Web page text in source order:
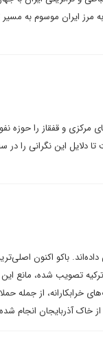
ایران موسوم به مسیر
مرکزی و قفقاز را حوزه
دلایل این نگرانی را
باکو اکنون
تصویب شده، مانع
خرابکارانه، از جمله